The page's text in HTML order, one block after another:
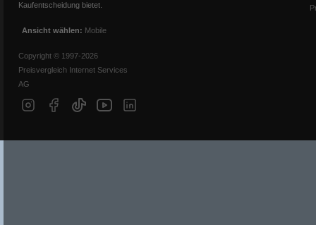
Kaufentscheidung bietet.
Ansicht wählen: Mobile
Copyright © 1997-2026
Preisvergleich Internet Services
AG